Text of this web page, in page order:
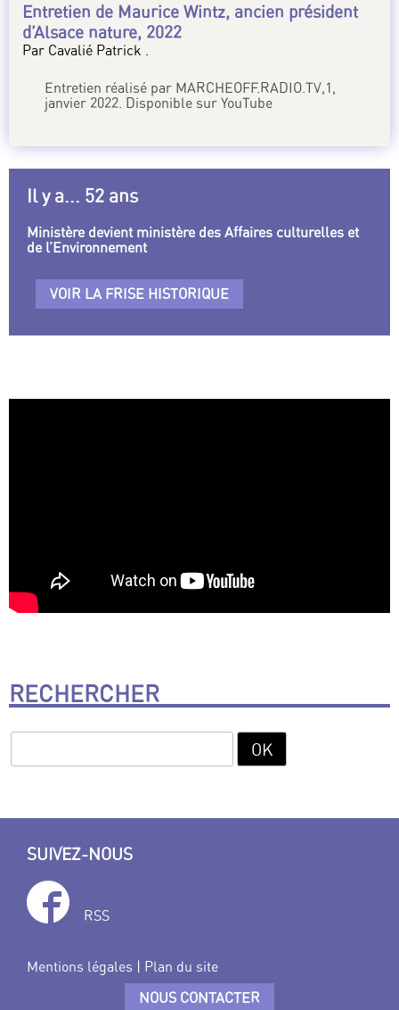
Entretien de Maurice Wintz, ancien président
d’Alsace nature, 2022
Par Cavalié Patrick .
Entretien réalisé par MARCHEOFF.RADIO.TV,1,
janvier 2022. Disponible sur YouTube
Il y a... 52 ans
Ministère devient ministère des Affaires culturelles et
de l’Environnement
VOIR LA FRISE HISTORIQUE
RECHERCHER
SUIVEZ-NOUS
RSS
Mentions légales | Plan du site
NOUS CONTACTER